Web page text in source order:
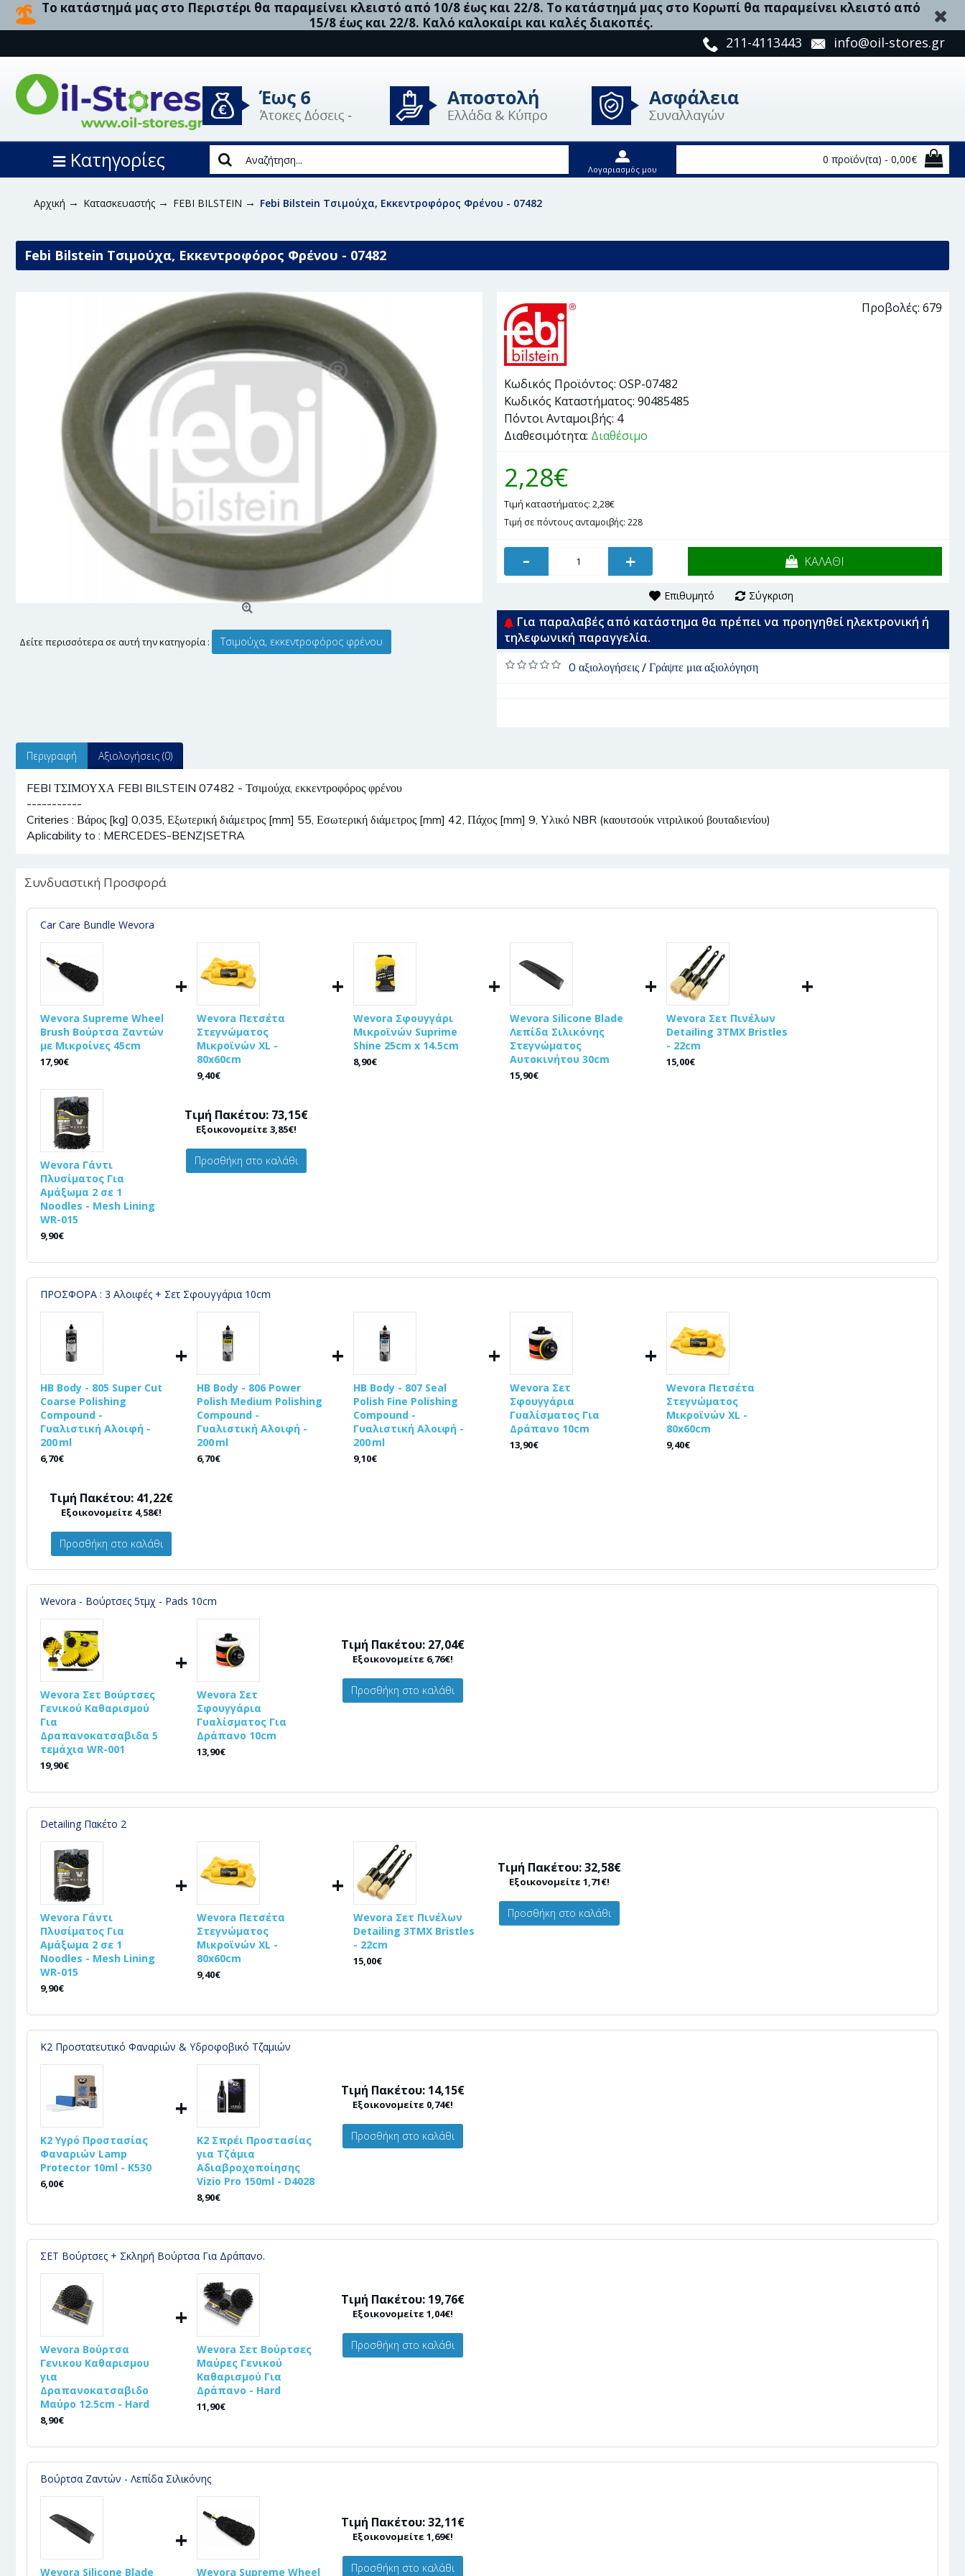
Το κατάστημά μας στο Περιστέρι θα παραμείνει κλειστό από 10/8 έως και 22/8. Το κατάστημά μας στο Κορωπί θα παραμείνει κλειστό από
15/8 έως και 22/8. Καλό καλοκαίρι και καλές διακοπές.
211-4113443 info@oil-stores.gr
Κατηγορίες Λογαριασμός μου
0 προϊόν(τα) - 0,00€
Αρχική Κατασκευαστής FEBI BILSTEIN Febi Bilstein Τσιμούχα, Εκκεντροφόρος Φρένου - 07482
Febi Bilstein Τσιμούχα, Εκκεντροφόρος Φρένου - 07482
Δείτε περισσότερα σε αυτή την κατηγορία : Τσιμούχα, εκκεντροφόρος φρένου
Προβολές: 679
Κωδικός Προϊόντος: OSP-07482
Κωδικός Καταστήματος: 90485485
Πόντοι Ανταμοιβής: 4
Διαθεσιμότητα: Διαθέσιμο
2,28€
Τιμή καταστήματος: 2,28€
Τιμή σε πόντους ανταμοιβής: 228
- + ΚΑΛΑΘΙ
Επιθυμητό Σύγκριση
Για παραλαβές από κατάστημα θα πρέπει να προηγηθεί ηλεκτρονική ή
τηλεφωνική παραγγελία.
0 αξιολογήσεις/ Γράψτε μια αξιολόγηση
Περιγραφή Αξιολογήσεις (0)
FEBI ΤΣΙΜΟΥΧΑ FEBI BILSTEIN 07482 - Τσιμούχα, εκκεντροφόρος φρένου
-----------
Criteries : Βάρος [kg] 0,035, Εξωτερική διάμετρος [mm] 55, Εσωτερική διάμετρος [mm] 42, Πάχος [mm] 9, Υλικό NBR (καουτσούκ νιτριλικού βουταδιενίου)
Aplicability to : MERCEDES-BENZ|SETRA
Συνδυαστική Προσφορά
Car Care Bundle Wevora
Wevora Supreme Wheel
Brush Βούρτσα Ζαντών
με Μικροίνες 45cm
17,90€
+
Wevora Πετσέτα
Στεγνώματος
Μικροϊνών XL -
80x60cm
9,40€
+
Wevora Σφουγγάρι
Μικροϊνών Suprime
Shine 25cm x 14.5cm
8,90€
+
Wevora Silicone Blade
Λεπίδα Σιλικόνης
Στεγνώματος
Αυτοκινήτου 30cm
15,90€
+
Wevora Σετ Πινέλων
Detailing 3ΤΜΧ Bristles
- 22cm
15,00€
+
Wevora Γάντι
Πλυσίματος Για
Αμάξωμα 2 σε 1
Noodles - Mesh Lining
WR-015
9,90€
Τιμή Πακέτου: 73,15€
Εξοικονομείτε 3,85€!
Προσθήκη στο καλάθι
ΠΡΟΣΦΟΡΑ : 3 Αλοιφές + Σετ Σφουγγάρια 10cm
HB Body - 805 Super Cut
Coarse Polishing
Compound -
Γυαλιστική Αλοιφή -
200 ml
6,70€
+
HB Body - 806 Power
Polish Medium Polishing
Compound -
Γυαλιστική Αλοιφή -
200 ml
6,70€
+
HB Body - 807 Seal
Polish Fine Polishing
Compound -
Γυαλιστική Αλοιφή -
200 ml
9,10€
+
Wevora Σετ
Σφουγγάρια
Γυαλίσματος Για
Δράπανο 10cm
13,90€
+
Wevora Πετσέτα
Στεγνώματος
Μικροϊνών XL -
80x60cm
9,40€
Τιμή Πακέτου: 41,22€
Εξοικονομείτε 4,58€!
Προσθήκη στο καλάθι
Wevora - Βούρτσες 5τμχ - Pads 10cm
Wevora Σετ Βούρτσες
Γενικού Καθαρισμού
Για
Δραπανοκατσαβιδα 5
τεμάχια WR-001
19,90€
+
Wevora Σετ
Σφουγγάρια
Γυαλίσματος Για
Δράπανο 10cm
13,90€
Τιμή Πακέτου: 27,04€
Εξοικονομείτε 6,76€!
Προσθήκη στο καλάθι
Detailing Πακέτο 2
Wevora Γάντι
Πλυσίματος Για
Αμάξωμα 2 σε 1
Noodles - Mesh Lining
WR-015
9,90€
+
Wevora Πετσέτα
Στεγνώματος
Μικροϊνών XL -
80x60cm
9,40€
+
Wevora Σετ Πινέλων
Detailing 3ΤΜΧ Bristles
- 22cm
15,00€
Τιμή Πακέτου: 32,58€
Εξοικονομείτε 1,71€!
Προσθήκη στο καλάθι
Κ2 Προστατευτικό Φαναριών & Υδροφοβικό Τζαμιών
K2 Υγρό Προστασίας
Φαναριών Lamp
Protector 10ml - K530
6,00€
+
K2 Σπρέι Προστασίας
για Τζάμια
Αδιαβροχοποίησης
Vizio Pro 150ml - D4028
8,90€
Τιμή Πακέτου: 14,15€
Εξοικονομείτε 0,74€!
Προσθήκη στο καλάθι
ΣΕΤ Βούρτσες + Σκληρή Βούρτσα Για Δράπανο.
Wevora Βούρτσα
Γενικου Καθαρισμου
για
Δραπανοκατσαβιδο
Μαύρο 12.5cm - Hard
8,90€
+
Wevora Σετ Βούρτσες
Μαύρες Γενικού
Καθαρισμού Για
Δράπανο - Hard
11,90€
Τιμή Πακέτου: 19,76€
Εξοικονομείτε 1,04€!
Προσθήκη στο καλάθι
Βούρτσα Ζαντών - Λεπίδα Σιλικόνης
Wevora Silicone Blade
+
Wevora Supreme Wheel
Τιμή Πακέτου: 32,11€
Εξοικονομείτε 1,69€!
Προσθήκη στο καλάθι